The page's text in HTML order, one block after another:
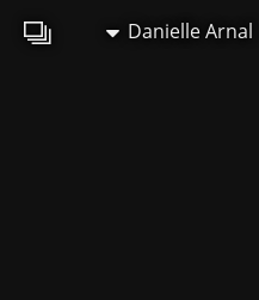
Danielle Arnal